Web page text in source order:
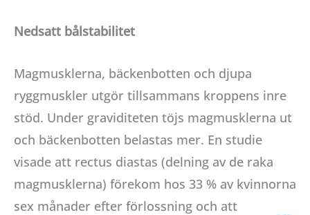
Nedsatt bålstabilitet
Magmusklerna, bäckenbotten och djupa
ryggmuskler utgör tillsammans kroppens inre
stöd. Under graviditeten töjs magmusklerna ut
och bäckenbotten belastas mer. En studie
visade att rectus diastas (delning av de raka
magmusklerna) förekom hos 33 % av kvinnorna
sex månader efter förlossning och att